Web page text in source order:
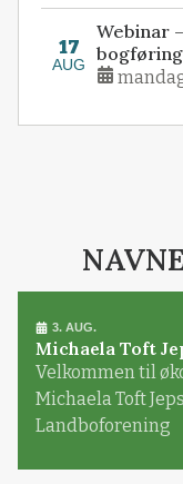
17
AUG
Webinar
bogføring
3. AUG.
Michaela Toft
Velkommen til
Michaela Toft
Landboforening